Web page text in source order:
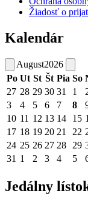
Žiadosť o
Kalendár
August2026
Po Ut St Št Pia So
27 28 29 30 31 1
3
4 5 6 7 8
10 11 12 13 14 15
17 18 19 20 21 22
24 25 26 27 28 29
31 1 2 3 4 5
Jedálny